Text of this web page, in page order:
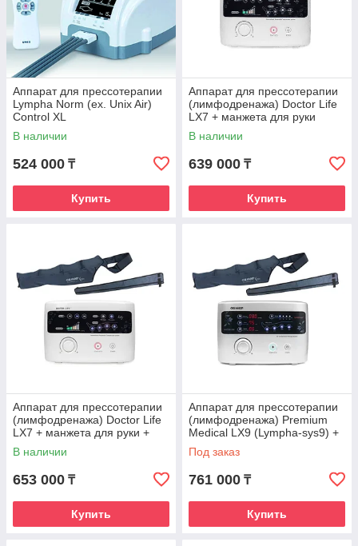
Ускоряется отток в венах;
Восстанавливается электролитный баланс;
Улучшается обмен веществ в коже и мышцах;
Выводятся токсичные продукты обмена веществ.
Перейти в каталог с продукцией
Аппарат для прессотерапии
Lympha Norm (ex. Unix Air)
Control XL
В наличии
524 000 ₸
Купить
Аппарат для прессотерапии
(лимфодренажа) Doctor Life
LX7 + манжета для руки
В наличии
639 000 ₸
Купить
Аппарат для прессотерапии
(лимфодренажа) Doctor Life
LX7 + манжета для руки +
расширитель
В наличии
653 000 ₸
Купить
Аппарат для прессотерапии
(лимфодренажа) Premium
Medical LX9 (Lympha-sys9) +
манжета для руки +
расширитель
Под заказ
761 000 ₸
Купить